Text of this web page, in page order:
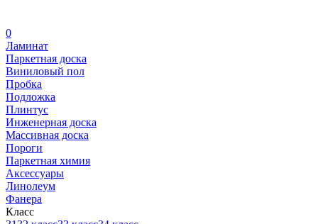
0
Ламинат
Паркетная доска
Виниловый пол
Пробка
Подложка
Плинтус
Инженерная доска
Массивная доска
Пороги
Паркетная химия
Аксессуары
Линолеум
Фанера
Класс